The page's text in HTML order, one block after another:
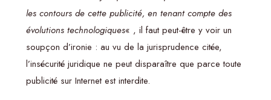
les contours de cette publicité, en tenant compte des
évolutions technologiques« , il faut peut-être y voir un
soupçon d’ironie : au vu de la jurisprudence citée,
l’insécurité juridique ne peut disparaître que parce toute
publicité sur Internet est interdite.